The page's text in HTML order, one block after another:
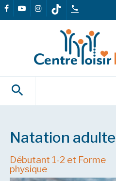
Natation adulte
Débutant 1-2 et Forme
physique